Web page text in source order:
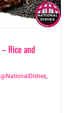
Rice and
@NationalDishes,